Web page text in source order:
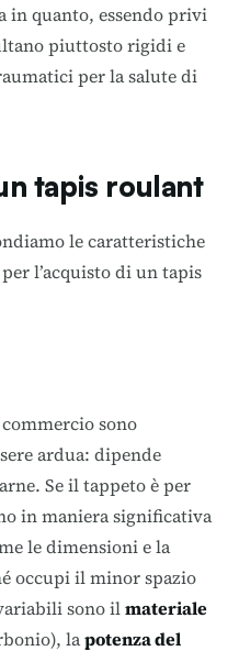
in quanto, essendo privi
piuttosto rigidi e
per la salute di
tapis roulant
le caratteristiche
l’acquisto di un tapis
sono
ardua: dipende
Se il tappeto è per
in maniera significativa
le dimensioni e la
occupi il minor spazio
sono ilmateriale
lapotenza del